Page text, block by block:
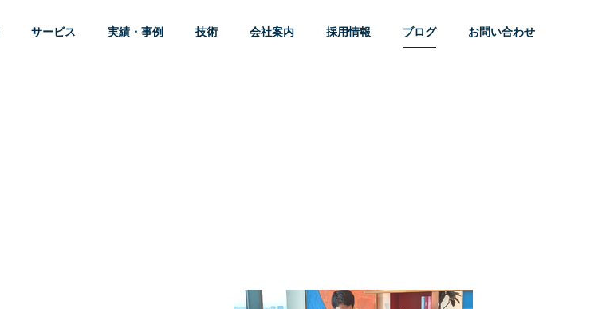
サービス 実績・事例 技術 会社案内 採用情報 ブログ お問い合わせ